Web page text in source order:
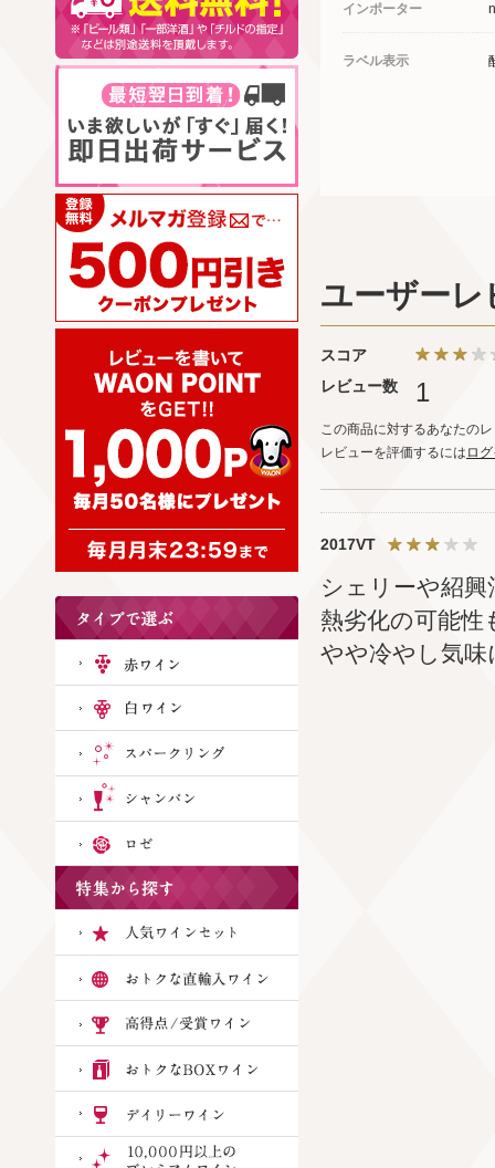
インポーター
ラベル表示
ユーザーレ
スコア
レビュー数
1
この商品に対するあなたの
レビューを評価するには ロ
2017VT
シェリーや紹
熱劣化の可能性
やや冷やし気